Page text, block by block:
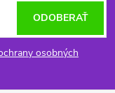
osobných
ODOBERAŤ